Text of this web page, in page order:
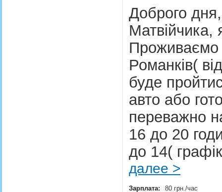
Доброго
Матвійчика,
Проживаємо
Романків(
буде
авто або
переважно
16 до 20
до 14(
далее >
Зарплата: 80 грн./час